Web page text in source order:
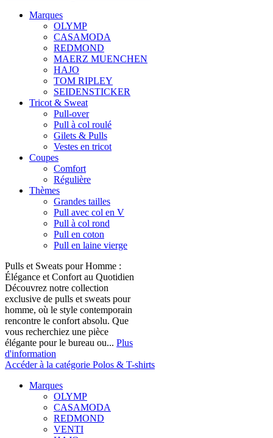
Marques
OLYMP
CASAMODA
REDMOND
MAERZ MUENCHEN
HAJO
TOM RIPLEY
SEIDENSTICKER
Tricot & Sweat
Pull-over
Pull à col roulé
Gilets & Pulls
Vestes en tricot
Coupes
Comfort
Régulière
Thèmes
Grandes tailles
Pull avec col en V
Pull à col rond
Pull en coton
Pull en laine vierge
Pulls et Sweats pour Homme :
Élégance et Confort au Quotidien
Découvrez notre collection
exclusive de pulls et sweats pour
homme, où le style contemporain
rencontre le confort absolu. Que
vous recherchiez une pièce
élégante pour le bureau ou... Plus
d'information
Accéder à la catégorie Polos & T-shirts
Marques
OLYMP
CASAMODA
REDMOND
VENTI